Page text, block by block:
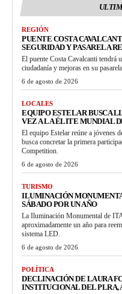
REGIÓN
PUENTE COSTA
SEGURIDAD Y PASARELA
El puente Costa Cavalcanti tendrá
ciudadanía y mejoras en su
6 de agosto de 2026
LOCALES
EQUIPO ESTELAR BUSCA
VEZ A LA ÉLITE MUNDIAL
El equipo Estelar reúne a jóvenes
busca concretar la primera
Competition.
6 de agosto de 2026
TURISMO
ILUMINACIÓN
SÁBADO POR UN AÑO
La Iluminación Monumental de
aproximadamente un año para
sistema LED.
6 de agosto de 2026
POLÍTICA
DECLINACIÓN DE LAURA
INSTITUCIONAL DEL PLRA,